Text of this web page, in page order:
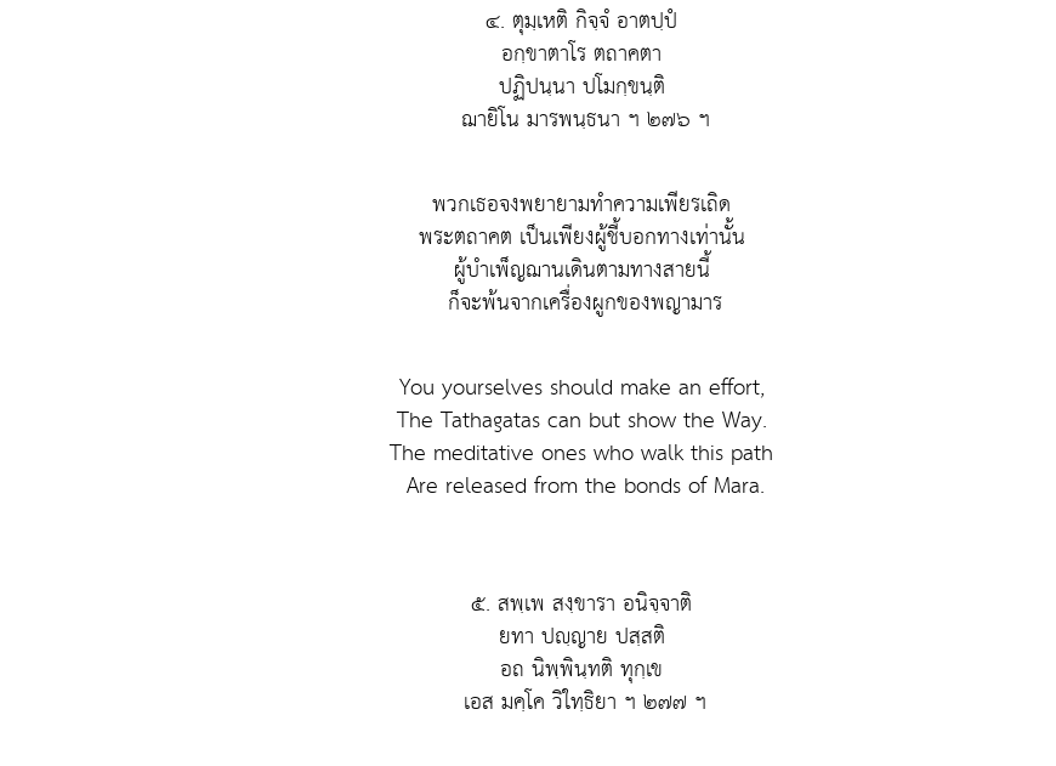
๔. ตุมฺเหติ กิจฺจํ อาตปฺปํ
อกฺขาตาโร ตถาคตา
ปฏิปนฺนา ปโมกฺขนฺติ
ฌายิโน มารพนฺธนา ฯ ๒๗๖ ฯ
พวกเธอจงพยายามทำความเพียรเถิด
พระตถาคต เป็นเพียงผู้ชี้บอกทางเท่านั้น
ผู้บำเพ็ญฌานเดินตามทางสายนี้
ก็จะพ้นจากเครื่องผูกของพญามาร
You yourselves should make an effort,
The Tathagatas can but show the Way.
The meditative ones who walk this path
Are released from the bonds of Mara.
๕. สพฺเพ สงฺขารา อนิจฺจาติ
ยทา ปญฺญาย ปสฺสติ
อถ นิพฺพินฺทติ ทุกฺเข
เอส มคฺโค วิใทฺธิยา ฯ ๒๗๗ ฯ